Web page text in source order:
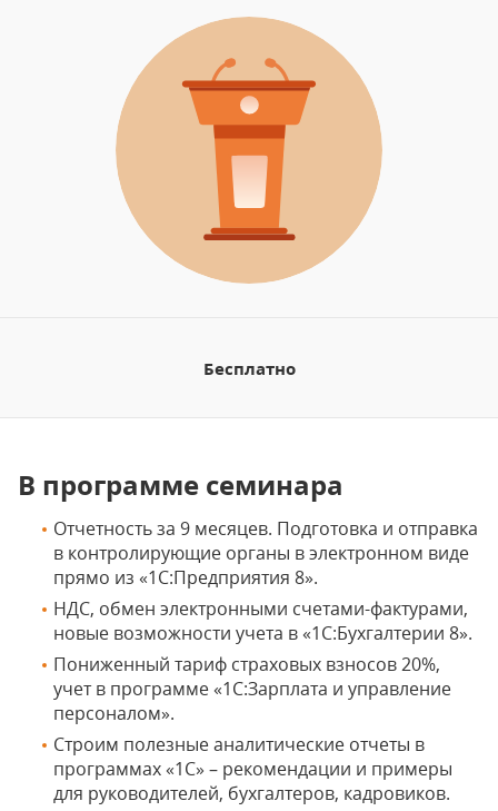
Бесплатно
В программе семинара
Отчетность за 9 месяцев. Подготовка и отправка
в контролирующие органы в электронном виде
прямо из «1С:Предприятия 8».
НДС, обмен электронными счетами-фактурами,
новые возможности учета в «1С:Бухгалтерии 8».
Пониженный тариф страховых взносов 20%,
учет в программе «1С:Зарплата и управление
персоналом».
Строим полезные аналитические отчеты в
программах «1С» – рекомендации и примеры
для руководителей, бухгалтеров, кадровиков.